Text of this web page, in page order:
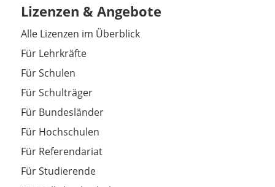
Lizenzen & Angebote
Alle Lizenzen im Überblick
Für Lehrkräfte
Für Schulen
Für Schulträger
Für Bundesländer
Für Hochschulen
Für Referendariat
Für Studierende